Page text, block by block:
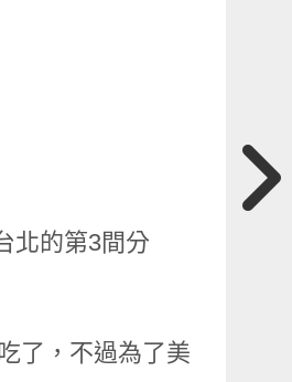
北的第3間分
了，不過為了美